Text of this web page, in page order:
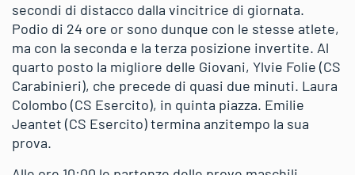
secondi di distacco dalla vincitrice di giornata.
Podio di 24 ore or sono dunque con le stesse atlete,
ma con la seconda e la terza posizione invertite. Al
quarto posto la migliore delle Giovani, Ylvie Folie (CS
Carabinieri), che precede di quasi due minuti. Laura
Colombo (CS Esercito), in quinta piazza. Emilie
Jeantet (CS Esercito) termina anzitempo la sua
prova.